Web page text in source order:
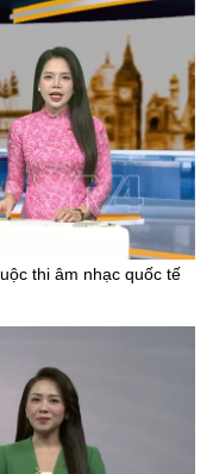
thi âm nhạc quốc tế